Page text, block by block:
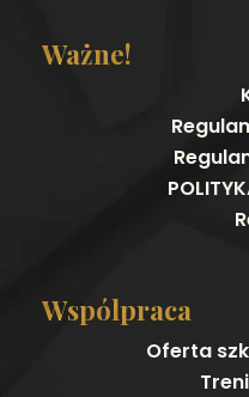
Ważne!
Wspólpraca
Oferta